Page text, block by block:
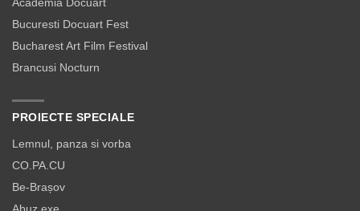
Bucuresti Docuart Fest
Bucharest Art Film Festival
Brancusi Nocturn
PROIECTE SPECIALE
Lemnul, panza si vorba
CO.PA.CU
Be-Brașov
Abuz.exe